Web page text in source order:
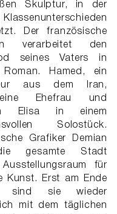
Skulptur, in der
Der französische
verarbeitet den
seines Vaters in
Roman. Hamed, ein
aus dem Iran,
Ehefrau und
Elisa in einem
Solostück.
Grafiker Demian
gesamte Stadt
für
Kunst. Erst am Ende
sind sie wieder
mit dem täglichen